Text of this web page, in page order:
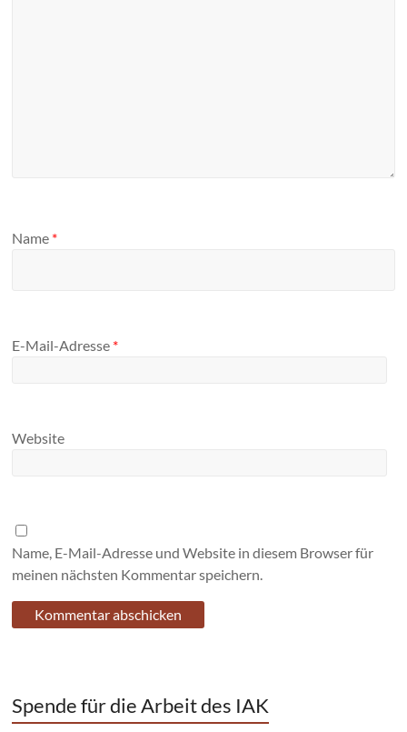
Name *
E-Mail-Adresse *
Website
Name, E-Mail-Adresse und Website in diesem Browser für
meinen nächsten Kommentar speichern.
Spende für die Arbeit des IAK